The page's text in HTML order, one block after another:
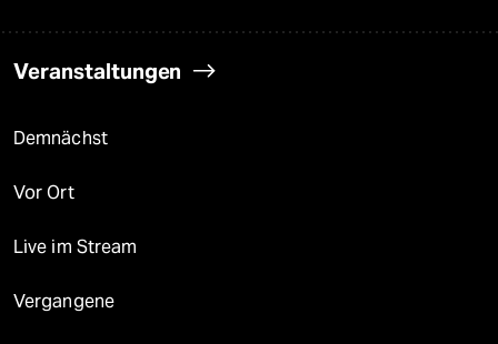
Veranstaltungen
Demnächst
Vor Ort
Live im Stream
Vergangene